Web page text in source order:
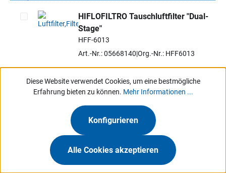
Artikel auswählen
HIFLOFILTRO Tauschluftfilter "Dual-
Stage"
HFF-6013
Art.-Nr.: 05668140 Org.-Nr.: HFF6013
Artikel auswählen
HIFLOFILTRO Tauschluftfilter "Dual-
Stage"
Org.-Nr.: HFF6111
HIFLOFILTRO Tauschluftfilter "Dual-
Diese Website verwendet Cookies, um eine bestmögliche
Erfahrung bieten zu können. Mehr Informationen ...
Konfigurieren
Alle Cookies akzeptieren